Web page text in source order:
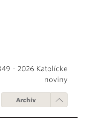
- 2026 Katolícke
noviny
Archív